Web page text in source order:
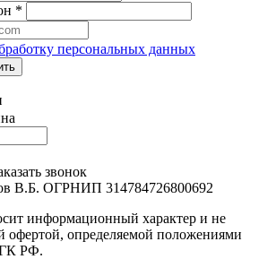
*
персональных данных
звонок
В.Б. ОГРНИП 314784726800692
информационный характер и не
офертой, определяемой положениями
ГК РФ.